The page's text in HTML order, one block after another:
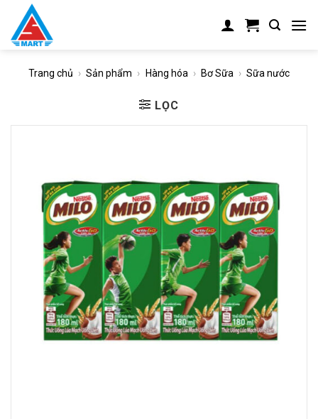
content
Trang chủ › Sản phẩm › Hàng hóa › Bơ Sữa › Sữa nước
LỌC